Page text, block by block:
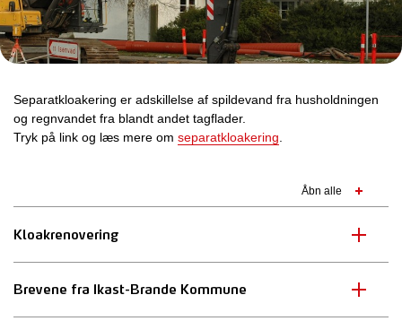
Separatkloakering er adskillelse af spildevand fra husholdningen
og regnvandet fra blandt andet tagflader.
Tryk på link og læs mere om separatkloakering
Åbn alle
Kloakrenovering
Brevene fra Ikast-Brande Kommune